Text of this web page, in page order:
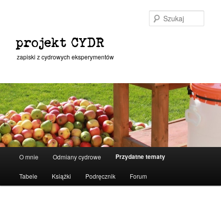
projekt CYDR
zapiski z cydrowych eksperymentów
O mnie Odmiany cydrowe Przydatne tematy
Tabele Książki Podręcznik Forum